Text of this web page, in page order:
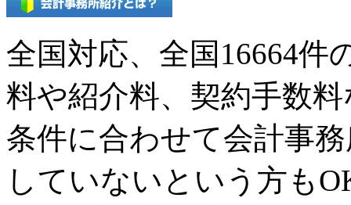
全国対応、全国16664件
料や紹介料、契約手数
条件に合わせて会計事
していないという方も